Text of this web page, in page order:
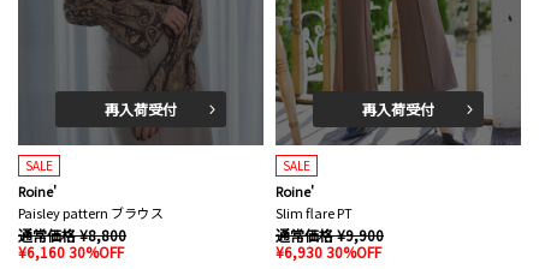
再入荷受付
SALE
Roine'
Paisley pattern ブラウス
通常価格 ¥8,800
¥6,160 30%OFF
再入荷受付
SALE
Roine'
Slim flare PT
通常価格 ¥9,900
¥6,930 30%OFF